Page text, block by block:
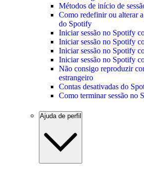
Métodos de início de
Como redefinir ou alterar
do Spotify
Iniciar sessão no Spotify
Iniciar sessão no Spotify
Iniciar sessão no Spotify
Iniciar sessão no Spotify
Não consigo reproduzir
estrangeiro
Contas desativadas do
Como terminar sessão no
Ajuda de perfil